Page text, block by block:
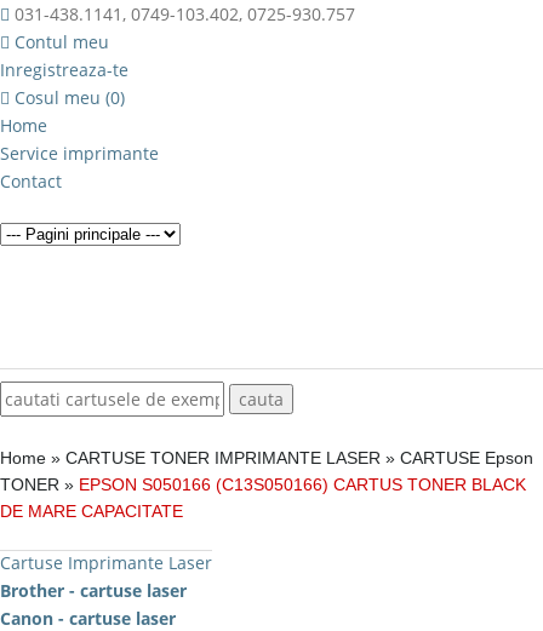
031-438.1141, 0749-103.402, 0725-930.757
Contul meu
Inregistreaza-te
Cosul meu (0)
Home
Service imprimante
Contact
Home » CARTUSE TONER IMPRIMANTE LASER » CARTUSE Epson
TONER » EPSON S050166 (C13S050166) CARTUS TONER BLACK
DE MARE CAPACITATE
Cartuse Imprimante Laser
Brother - cartuse laser
Canon - cartuse laser